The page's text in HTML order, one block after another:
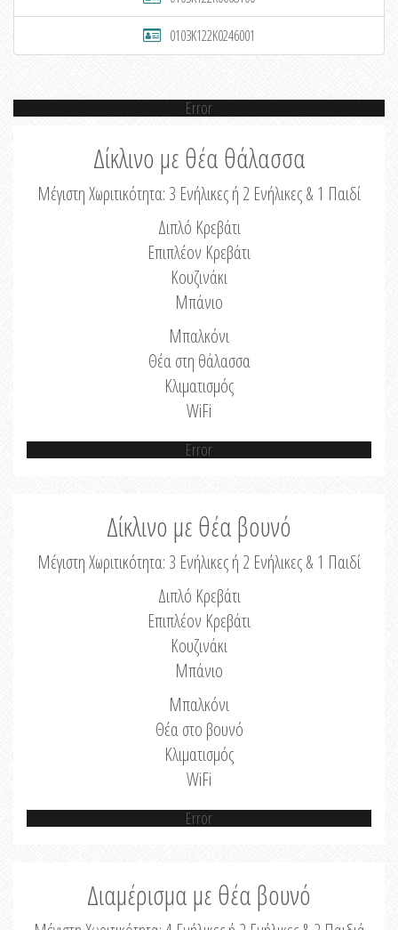
0103K122K0246001
Error
Δίκλινο με θέα θάλασσα
Μέγιστη Χωριτικότητα: 3 Ενήλικες ή 2 Ενήλικες & 1 Παιδί
Διπλό Κρεβάτι
Επιπλέον Κρεβάτι
Κουζινάκι
Μπάνιο
Μπαλκόνι
Θέα στη θάλασσα
Κλιματισμός
WiFi
Error
Δίκλινο με θέα βουνό
Μέγιστη Χωριτικότητα: 3 Ενήλικες ή 2 Ενήλικες & 1 Παιδί
Διπλό Κρεβάτι
Επιπλέον Κρεβάτι
Κουζινάκι
Μπάνιο
Μπαλκόνι
Θέα στο βουνό
Κλιματισμός
WiFi
Error
Διαμέρισμα με θέα βουνό